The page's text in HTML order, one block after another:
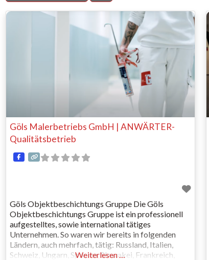
Göls Malerbetriebs GmbH | ANWÄRTER-
Qualitätsbetrieb
Göls Objektbeschichtungs Gruppe Die Göls
Objektbeschichtungs Gruppe ist ein professionell
aufgestelltes, sowie international tätiges
Unternehmen. So waren wir bereits in folgenden
Ländern, auch mehrfach, tätig: Russland, Italien,
Schweiz, Ungarn, Spanien, Slowakei, Frankreich,
Weiterlesen …